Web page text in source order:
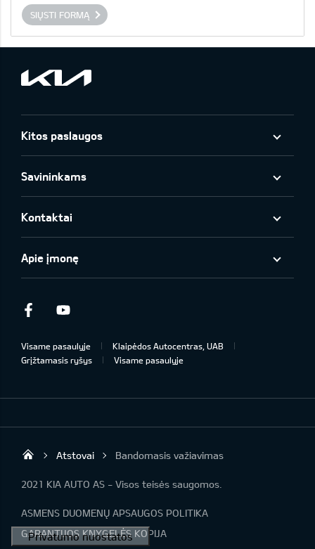
SIŲSTI FORMĄ
Kitos paslaugos
Savininkams
Kontaktai
Apie įmonę
Facebook
Visame pasaulyje
Klaipėdos Autocentras, UAB
Grįžtamasis ryšys
Visame pasaulyje
Klaipėdos Autocentras
Atstovai Bandomasis važiavimas
2021 KIA AUTO AS - Visos teisės saugomos.
ASMENS DUOMENŲ APSAUGOS POLITIKA
GARANTIJOS KNYGELĖS KOPIJA